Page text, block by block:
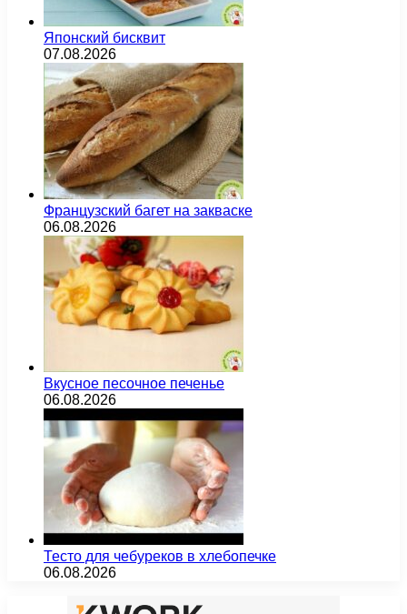
Японский бисквит
07.08.2026
Французский багет на закваске
06.08.2026
Вкусное песочное печенье
06.08.2026
Тесто для чебуреков в хлебопечке
06.08.2026